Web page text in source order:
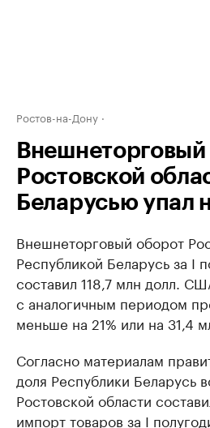
Ростов-на-Дону
Ростовской
Беларусью упал
Внешнеторговый оборот
Республикой Беларусь за I
составил 118,7 млн долл.
с аналогичным периодом
меньше на 21% или на 31,4
Согласно материалам
доля Республики Беларусь
Ростовской области
импорт товаров за I